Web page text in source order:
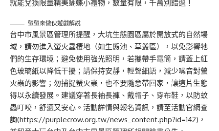
就能兌換限量精美蝴蝶小禮物，數量有限，千萬別錯過！
螢螢來做伙遊戲解說
台中市風景區管理所提醒，大坑生態園區屬於開放式的自然場
域，請勿進入螢火蟲棲地（如生態池、草叢區），以免影響牠
們的生存環境；避免使用強光照明，若攜帶手電筒，請蓋上紅
色玻璃紙以降低干擾；請保持安靜，輕聲細語，減少噪音對螢
火蟲的影響；勿捕捉螢火蟲，也不要隨意帶回家，讓這片生態
得以永續發展。建議穿著長袖長褲、戴帽子、穿布鞋，以防蚊
蟲叮咬，舒適又安心。活動詳情與報名資訊，請至活動官網查
詢(https://purplecrow.org.tw/news_content.php?id=142)，